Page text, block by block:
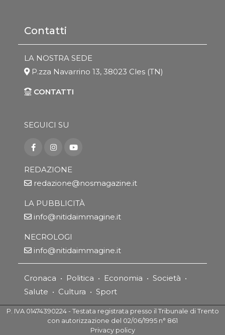
Contatti
LA NOSTRA SEDE
P.zza Navarrino 13, 38023 Cles (TN)
CONTATTI
SEGUICI SU
REDAZIONE
redazione@nosmagazine.it
LA PUBBLICITÀ
info@nitidaimmagine.it
NECROLOGI
info@nitidaimmagine.it
Cronaca • Politica • Economia • Società •
Salute • Cultura • Sport
P. IVA 01474390224 - Testata registrata presso il Tribunale di Trento
con autorizzazione del 02/06/1995 n° 861
Privacy policy